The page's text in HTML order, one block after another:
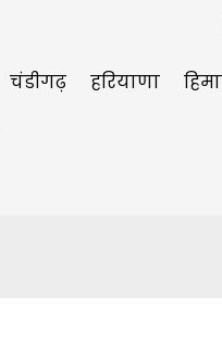
चंडीगढ़ हरियाणा